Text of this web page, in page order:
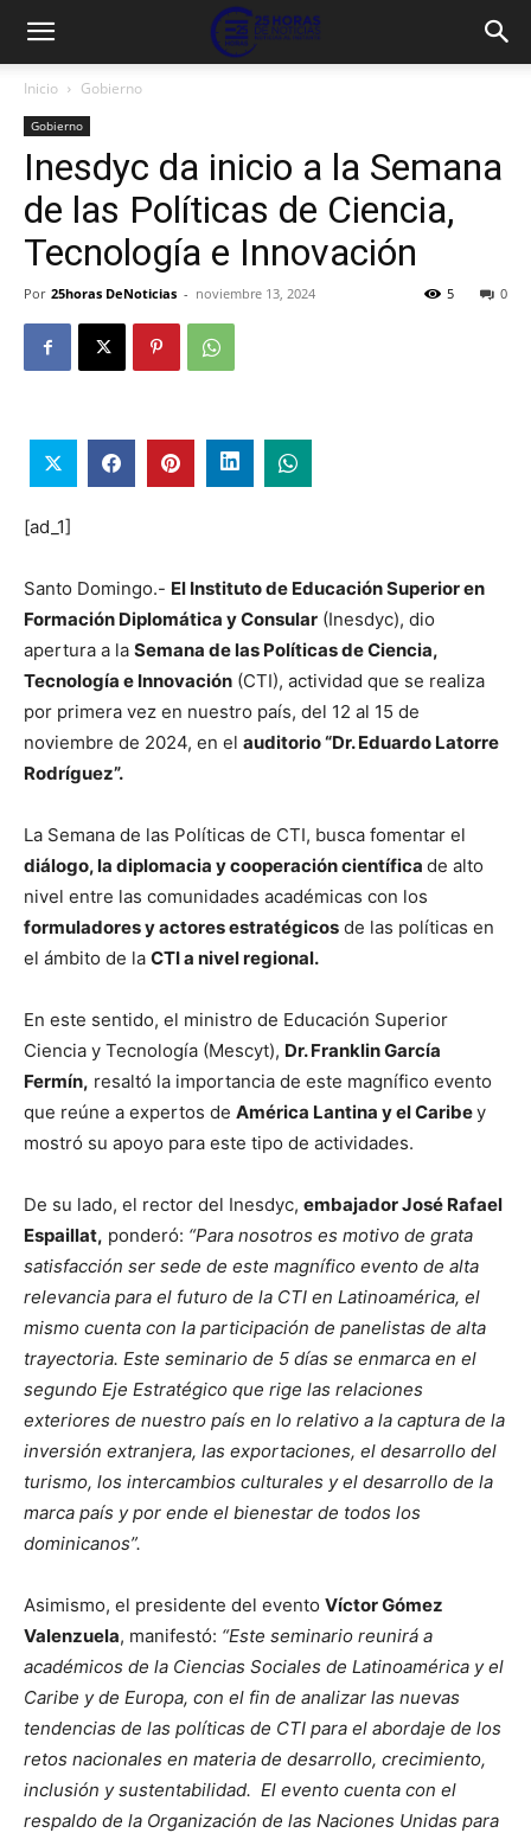
Inicio Gobierno
Gobierno
Inesdyc da inicio a la Semana
de las Políticas de Ciencia,
Tecnología e Innovación
Por 25horas DeNoticias - noviembre 13, 2024 0
5
[ad_1]
Santo Domingo.- El Instituto de Educación Superior en
Formación Diplomática y Consular (Inesdyc), dio
apertura a la Semana de las Políticas de Ciencia,
Tecnología e Innovación (CTI), actividad que se realiza
por primera vez en nuestro país, del 12 al 15 de
noviembre de 2024, en el auditorio “Dr. Eduardo Latorre
Rodríguez”.
La Semana de las Políticas de CTI, busca fomentar el
diálogo, la diplomacia y cooperación científica de alto
nivel entre las comunidades académicas con los
formuladores y actores estratégicos de las políticas en
el ámbito de la CTI a nivel regional.
En este sentido, el ministro de Educación Superior
Ciencia y Tecnología (Mescyt), Dr. Franklin García
Fermín, resaltó la importancia de este magnífico evento
que reúne a expertos de América Lantina y el Caribey
mostró su apoyo para este tipo de actividades.
De su lado, el rector del Inesdyc, embajador José Rafael
Espaillat, ponderó: “Para nosotros es motivo de grata
satisfacción ser sede de este magnífico evento de alta
relevancia para el futuro de la CTI en Latinoamérica, el
mismo cuenta con la participación de panelistas de alta
trayectoria. Este seminario de 5 días se enmarca en el
segundo Eje Estratégico que rige las relaciones
exteriores de nuestro país en lo relativo a la captura de la
inversión extranjera, las exportaciones, el desarrollo del
turismo, los intercambios culturales y el desarrollo de la
marca país y por ende el bienestar de todos los
dominicanos”.
Asimismo, el presidente del evento Víctor Gómez
Valenzuela, manifestó: “Este seminario reunirá a
académicos de la Ciencias Sociales de Latinoamérica y el
Caribe y de Europa, con el fin de analizar las nuevas
tendencias de las políticas de CTI para el abordaje de los
retos nacionales en materia de desarrollo, crecimiento,
inclusión y sustentabilidad. El evento cuenta con el
respaldo de la Organización de las Naciones Unidas para